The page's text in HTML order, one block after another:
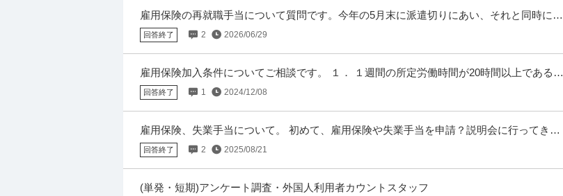
提供：ビズリーチ
建築施工管理 ／ 建築施工管理（現場所長・所長候補）／転勤なし／完全週休2日（土日祝）・年
正社員 土日休み 転勤なし 産休・育休実績あり
年収800万円〜1,000万円
【職種】施工管理＞建築施工管理 【業種】建設＞建設・建築・土木 ※会員属性などに応じ、当該求人をビズリー
提供：ビズリーチ
採用 ／ 「新橋」人事／HR領域 ～代表直下で裁量大／土日祝休み
クラウドコンサルティング株式会社
雇用保険の再就職手当について質問です。今年の5月末に派遣切りにあい、それと同時に派
遣会社も退職しました。その後別の派遣会社に登録し７／７から勤務する予定です。
回答終了 2 2026/06/29
雇用保険加入条件についてご相談です。 １． １週間の所定労働時間が20時間以上であるこ
と ２． 31日以上の雇用見込みがあること 以上が条件になると思うの...
回答終了 1 2024/12/08
雇用保険、失業手当について。 初めて、雇用保険や失業手当を申請？説明会に行ってきま
した。 前職の雇用期間が9年ほどで、給付期間が90日だと自分ではそのように認識してい
ます。
回答終了 2 2025/08/21
(単発・短期)アンケート調査・外国人利用者カウントスタッフ